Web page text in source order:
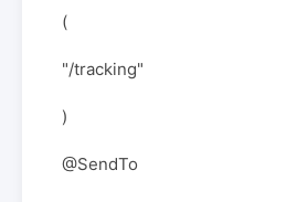
(
"/tracking"
)
@SendTo